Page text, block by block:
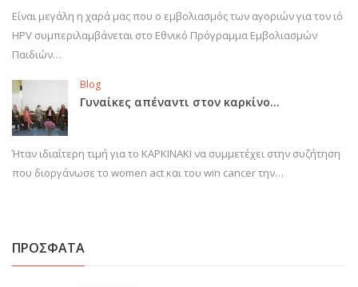
Είναι μεγάλη η χαρά μας που ο εμβολιασμός των αγοριών για τον ιό
HPV συμπεριλαμβάνεται στο Εθνικό Πρόγραμμα Εμβολιασμών
Παιδιών…
Blog
Γυναίκες απέναντι στον καρκίνο…
Ήταν ιδιαίτερη τιμή για το ΚΑΡΚΙΝΑΚΙ να συμμετέχει στην συζήτηση
που διοργάνωσε το women act και του win cancer την…
ΠΡΟΣΦΑΤΑ